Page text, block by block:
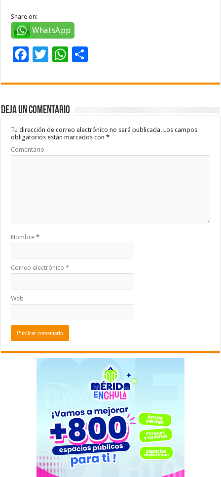
Share on:
WhatsApp
F
e
b
o
o
k
T
tt
er
W
at
sA
p
p
m
ar
ti
Deja un comentario
Tu dirección de correo electrónico no será publicada. Los campos
obligatorios están marcados con*
Comentario
Nombre*
Correo electrónico*
Web